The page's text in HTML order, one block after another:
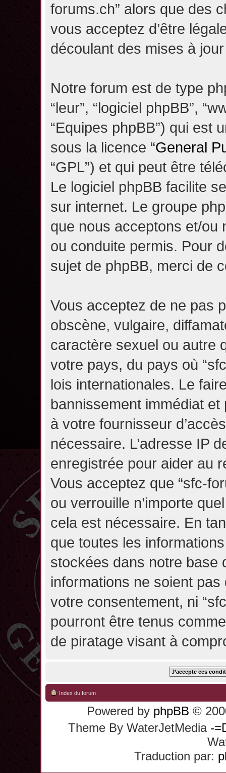
forums.ch” alors que des
vous acceptez d’être
découlant des mises à
Notre forum est de type
“leur”, “logiciel phpBB”,
“Equipes phpBB”) qui est
sous la licence “General
“GPL”) et qui peut être
Le logiciel phpBB facilite
sur internet. Le groupe
que nous acceptons et/ou
ou conduite permis. Pour
sujet de phpBB, merci de
Vous acceptez de ne pas
obscène, vulgaire,
caractère sexuel ou autre
votre pays, du pays où
lois internationales. Le
bannissement immédiat
à votre fournisseur
nécessaire. L’adresse IP
enregistrée pour aider au
Vous acceptez que “sfc-
ou verrouille n’importe
cela est nécessaire. En
que toutes les
stockées dans notre base
informations ne soient
votre consentement, ni
pourront être tenus
de piratage visant à
Index du forum
Powered by phpBB ©
Theme By WaterJetMedia -
Traduction par: